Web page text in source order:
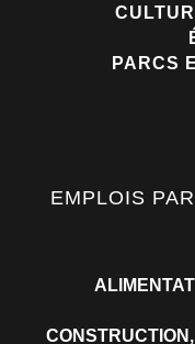
PARCS
EMPLOIS